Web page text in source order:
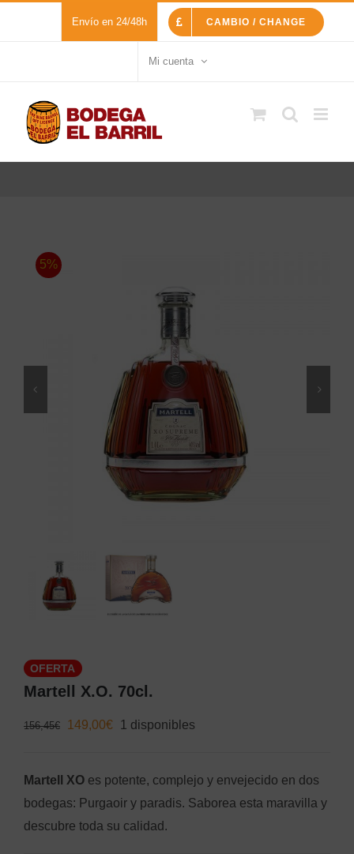
Envío en 24/48h CAMBIO / CHANGE
Mi cuenta
5%
OFERTA
Martell X.O. 70cl.
156,45€
El
149,00€ El1 disponibles
Martell XO es potente, complejo y envejecido en dos
bodegas: Purgaoir y paradis. Saborea esta maravilla y
descubre toda su calidad.